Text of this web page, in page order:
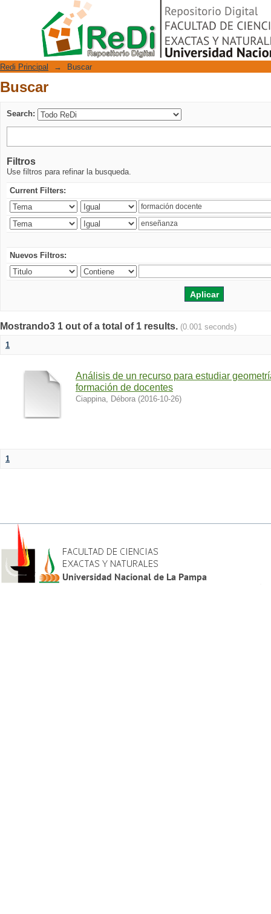
Repositorio Digital
Redi Principal → Buscar
Buscar
Search:
Filtros
Use filtros para refinar la busqueda.
Current Filters:
Nuevos Filtros:
Mostrando3 1 out of a total of 1 results. (0.001 seconds)
1
Análisis de un recurso para estudiar
formación de docentes
Ciappina, Débora (2016-10-26)
1